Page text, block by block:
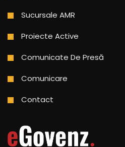
Sucursale AMR
Proiecte Active
Comunicate De Presă
Comunicare
Contact